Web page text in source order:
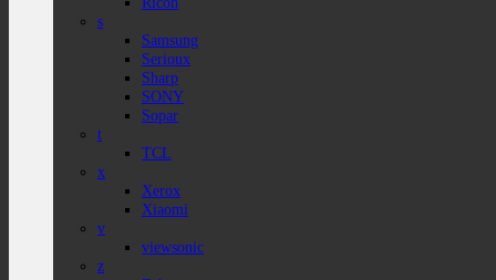
s
Samsung
Serioux
Sharp
SONY
Sopar
t
TCL
x
Xerox
Xiaomi
v
viewsonic
z